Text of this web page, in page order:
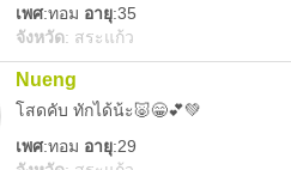
เพศ:ทอม อายุ:35
จังหวัด: สระแก้ว
Nueng
โสดคับ ทักได้น้ะ🐷😁💕💚
เพศ:ทอม อายุ:29